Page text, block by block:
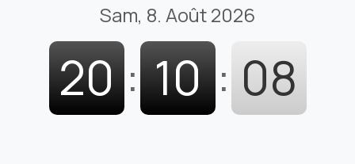
Sam, 8. Août 2026
20 : 10 : 09